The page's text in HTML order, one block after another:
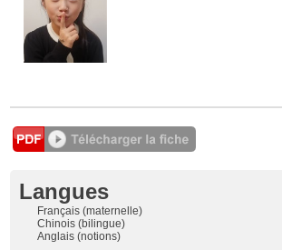
Langues
Français (maternelle)
Chinois (bilingue)
Anglais (notions)